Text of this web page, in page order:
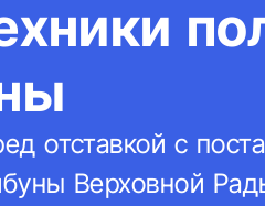
отставкой с
Верховной